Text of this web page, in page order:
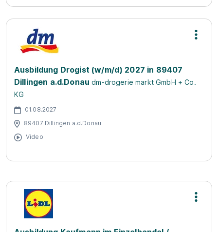
Ausbildung Drogist (w/m/d) 2027 in 89407
Dillingen a.d.Donau dm-drogerie markt GmbH + Co.
KG
01.08.2027
89407 Dillingen a.d.Donau
Video